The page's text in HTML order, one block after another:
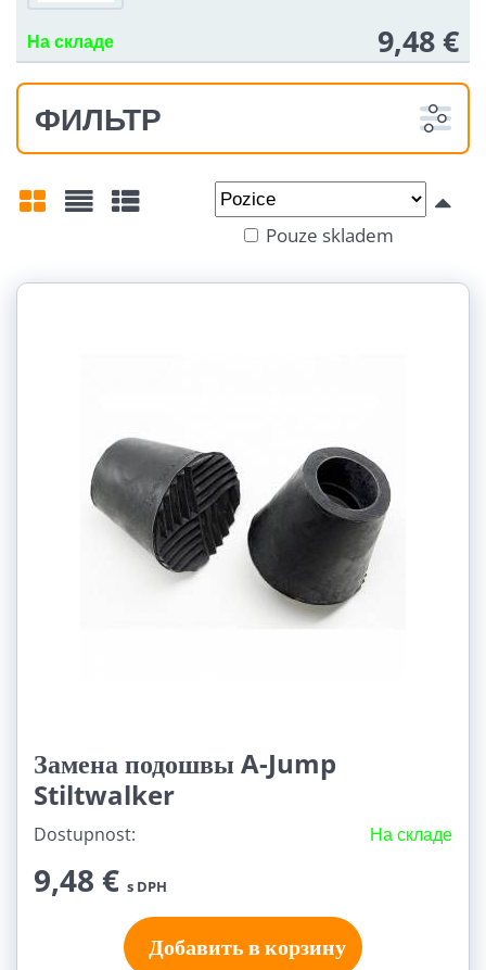
На складе 9,48 €
ФИЛЬТР
Do:Pouze skladem
Замена подошвы A-Jump
Stiltwalker
Dostupnost: На складе
9,48 € s DPH
Добавить в корзину